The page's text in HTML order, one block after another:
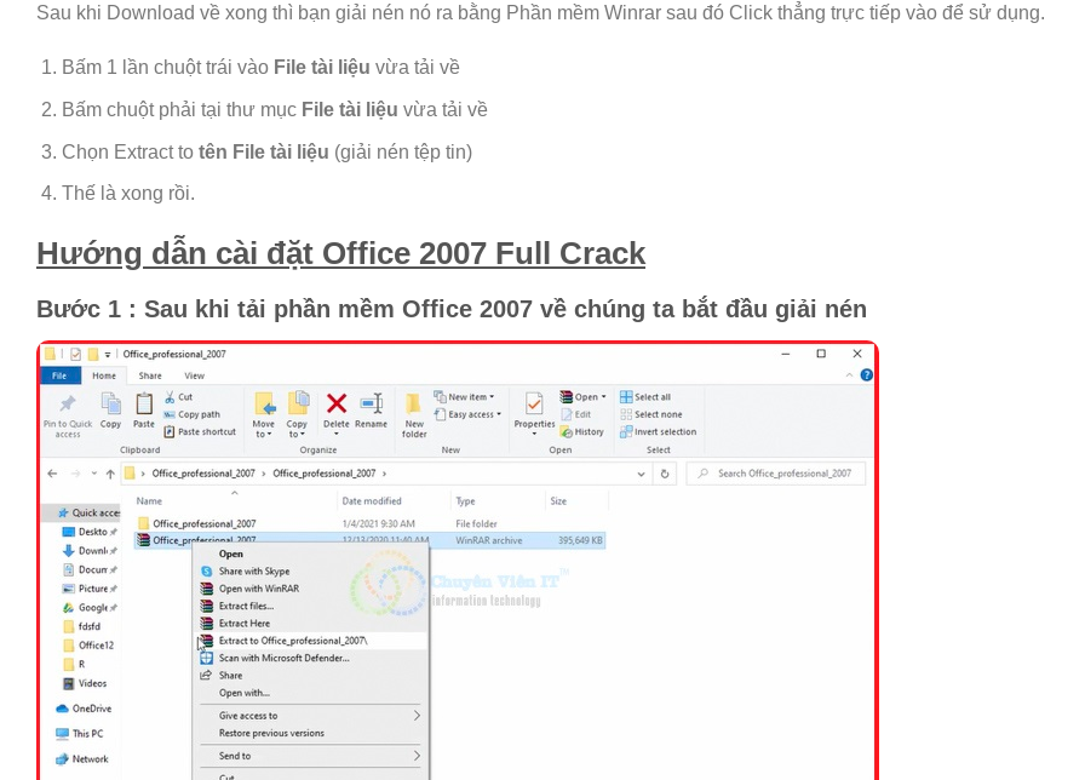
Sau khi Download về xong thì bạn giải nén nó ra bằng Phần mềm Winrar sau đó Click thẳng trực tiếp vào để sử dụng.
Bấm 1 lần chuột trái vào File tài liệu vừa tải về
Bấm chuột phải tại thư mục File tài liệu vừa tải về
Chọn Extract to tên File tài liệu (giải nén tệp tin)
Thế là xong rồi.
Hướng dẫn cài đặt Office 2007 Full Crack
Bước 1 : Sau khi tải phần mềm Office 2007 về chúng ta bắt đầu giải nén